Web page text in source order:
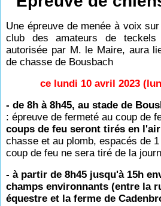
Une épreuve de menée à voix
club des amateurs de teckels
autorisée par M. le Maire, aura
de chasse de Bousbach
ce lundi 10 avril 2023
- de 8h à 8h45, au stade de
: épreuve de fermeté au coup de
coups de feu seront tirés en l'air
chasse et au plomb, espacés de
coup de feu ne sera tiré de la
- à partir de 8h45 jusqu'à 15h
champs environnants (entre la
équestre et la ferme de